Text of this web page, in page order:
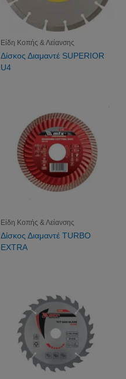
Είδη Κοπής & Λείανσης
Δίσκος Διαμαντέ SUPERIOR
U4
Είδη Κοπής & Λείανσης
Δίσκος Διαμαντέ TURBO
EXTRA